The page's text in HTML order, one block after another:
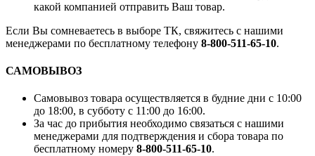
какой компанией отправить Ваш товар.
Если Вы сомневаетесь в выборе ТК, свяжитесь с нашими
менеджерами по бесплатному телефону 8-800-511-65-10.
САМОВЫВОЗ
Самовывоз товара осуществляется в будние дни с 10:00
до 18:00, в субботу с 11:00 до 16:00.
За час до прибытия необходимо связаться с нашими
менеджерами для подтверждения и сбора товара по
бесплатному номеру 8-800-511-65-10.